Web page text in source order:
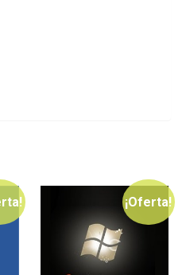
¡Oferta!